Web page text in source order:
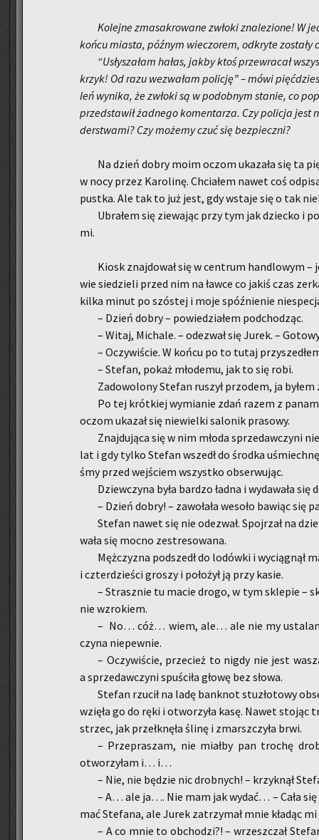
Ko­lej­ne zma­sa­kro­wa­ne zwło­ki zna­le­zio­ne! W
końcu mia­sta, póź­nym wie­czo­rem, od­kry­te zo­sta­ły
“Usły­sza­łam hałas, jakby ktoś prze­wra­cał
krzyk! Od razu we­zwa­łam po­li­cję” – mówi
leń wy­ni­ka, że zwło­ki są w po­dob­nym sta­nie, co
przed­sta­wił żad­ne­go ko­men­ta­rza. Czy po­li­cja jest
der­stwa­mi? Czy mo­że­my czuć się bez­piecz­ni?
Na dzień dobry moim oczom uka­za­ła się ta
w nocy przez Ka­ro­li­nę. Chcia­łem nawet coś
pust­ka. Ale tak to już jest, gdy wsta­je się o tak
Ubra­łem się zie­wa­jąc przy tym jak dziec­ko i
mi.
Kiosk znaj­do­wał się w cen­trum han­dlo­wym
wie sie­dzie­li przed nim na ławce co jakiś czas
kilka minut po szó­stej i moje spóź­nie­nie
– Dzień dobry – po­wie­dzia­łem pod­cho­dząc.
– Witaj, Mi­cha­le. – ode­zwał się Jurek. –
– Oczy­wi­ście. W końcu po to tutaj
– Ste­fan, pokaż mło­de­mu, jak to się robi.
Za­do­wo­lo­ny Ste­fan ru­szył przo­dem, ja
Po tej krót­kiej wy­mia­nie zdań razem z
oczom uka­zał się nie­wiel­ki sa­lo­nik pra­so­wy.
Znaj­du­ją­ca się w nim młoda sprze­daw­czy­ni
lat i gdy tylko Ste­fan wszedł do środ­ka
śmy przed wej­ściem wszyst­ko ob­ser­wu­jąc.
Dziew­czy­na była bar­dzo ładna i wy­da­wa­ła
– Dzień dobry! – za­wo­ła­ła we­so­ło ba­wiąc się
Ste­fan nawet się nie ode­zwał. Spoj­rzał na
wa­ła się mocno ze­stre­so­wa­na.
Męż­czy­zna pod­szedł do lo­dów­ki i wy­cią­gnął
i czter­dzie­ści gro­szy i po­ło­żył ją przy kasie.
– Strasz­nie tu macie drogo, w tym skle­pie –
nie wzro­kiem.
– No… cóż… wiem, ale… ale nie my
czy­na nie­pew­nie.
– Oczy­wi­ście, prze­cież to nigdy nie jest
a sprze­daw­czy­ni spu­ści­ła głowę bez słowa.
Ste­fan rzu­cił na ladę bank­not stu­zło­to­wy
wzię­ła go do ręki i otwo­rzy­ła kasę. Nawet
strzec, jak prze­łknę­ła ślinę i zmarsz­czy­ła brwi.
– Prze­pra­szam, nie miał­by pan tro­chę
otwo­rzy­łam i… i…
– Nie, nie bę­dzie nic drob­nych! – krzyk­nął
– A… ale ja…. Nie mam jak wydać… – Cała
mać Ste­fa­na, ale Jurek za­trzy­mał mnie kła­dąc
– A co mnie to ob­cho­dzi?! – wrzesz­czał